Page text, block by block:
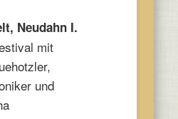
Neudahn I.
mit
und